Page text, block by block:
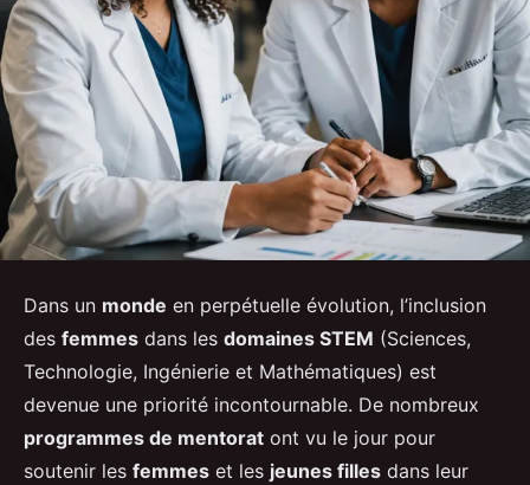
Dans un monde en perpétuelle évolution, l’inclusion
des femmes dans les domaines STEM (Sciences,
Technologie, Ingénierie et Mathématiques) est
devenue une priorité incontournable. De nombreux
programmes de mentorat ont vu le jour pour
soutenir les femmes et les jeunes filles dans leur